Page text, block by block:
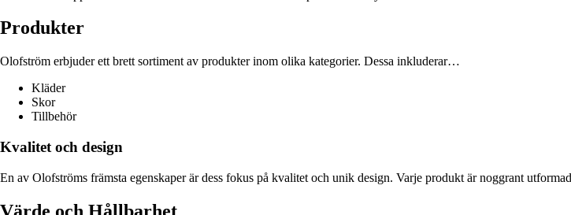
Produkter
Olofström erbjuder ett brett sortiment av produkter inom olika kategorier. Dessa inkluderar…
Kläder
Skor
Tillbehör
Kvalitet och design
En av Olofströms främsta egenskaper är dess fokus på kvalitet och unik design. Varje produkt är noggrant
Värde och Hållbarhet